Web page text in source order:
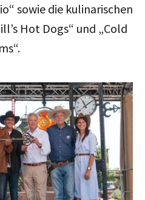
sowie die kulinarischen
Hot Dogs“ und „Cold